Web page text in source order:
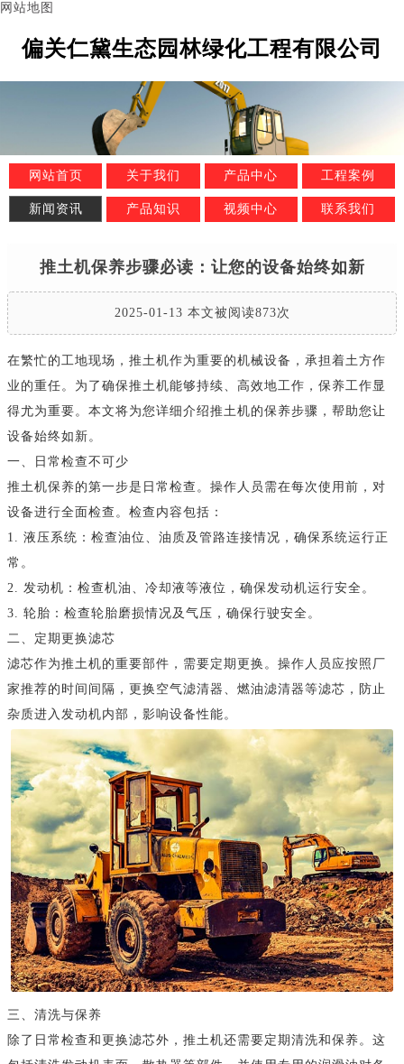
网站地图
偏关仁黛生态园林绿化工程有限公司
网站首页 关于我们 产品中心 工程案例
新闻资讯 产品知识 视频中心 联系我们
推土机保养步骤必读：让您的设备始终如新
2025-01-13 本文被阅读873次
在繁忙的工地现场，推土机作为重要的机械设备，承担着土方作
业的重任。为了确保推土机能够持续、高效地工作，保养工作显
得尤为重要。本文将为您详细介绍推土机的保养步骤，帮助您让
设备始终如新。
一、日常检查不可少
推土机保养的第一步是日常检查。操作人员需在每次使用前，对
设备进行全面检查。检查内容包括：
1. 液压系统：检查油位、油质及管路连接情况，确保系统运行正
常。
2. 发动机：检查机油、冷却液等液位，确保发动机运行安全。
3. 轮胎：检查轮胎磨损情况及气压，确保行驶安全。
二、定期更换滤芯
滤芯作为推土机的重要部件，需要定期更换。操作人员应按照厂
家推荐的时间间隔，更换空气滤清器、燃油滤清器等滤芯，防止
杂质进入发动机内部，影响设备性能。
三、清洗与保养
除了日常检查和更换滤芯外，推土机还需要定期清洗和保养。这